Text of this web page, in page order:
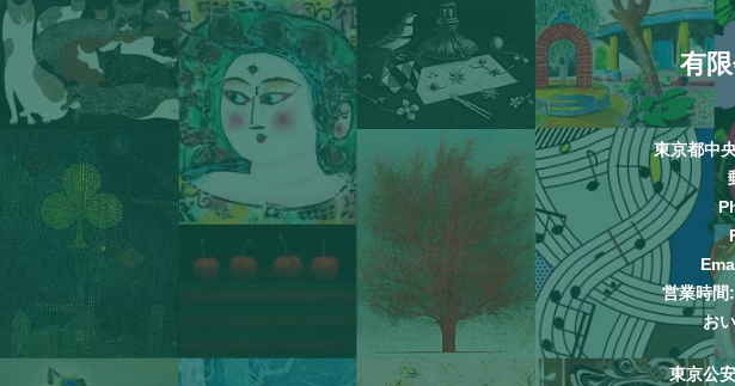
有
東京都中
営業時間
お
東京公